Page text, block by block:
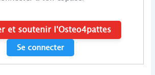
et soutenir l'Osteo4pattes
Se connecter